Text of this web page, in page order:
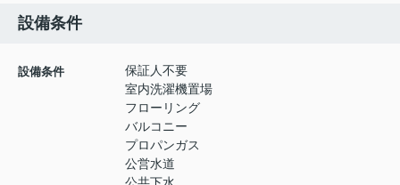
設備条件
設備条件
保証人不要
室内洗濯機置場
フローリング
バルコニー
プロパンガス
公営水道